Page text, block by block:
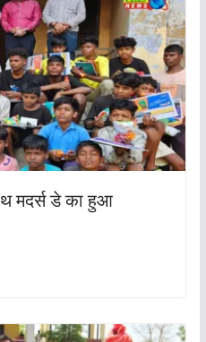
मदर्स डे का हुआ